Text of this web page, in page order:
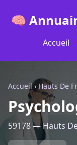
🧠
Accueil
Accueil› Hauts De
59178 — Hauts